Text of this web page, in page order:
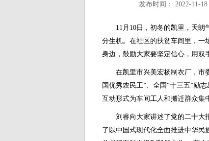
发布时间： 2022-11-
11月10日，初冬的凯里，天朗
分生机。在社区的扶贫车间里，一
身边，鼓励大家要坚定信心，用双
在凯里市兴美宏杨制衣厂，市委
国优秀农民工”、全国“十三五”励
互动形式为车间工人和搬迁群众集
刘睿向大家讲述了党的二十大报
了以中国式现代化全面推进中华民